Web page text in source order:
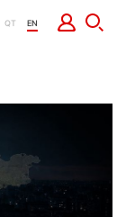
QT EN